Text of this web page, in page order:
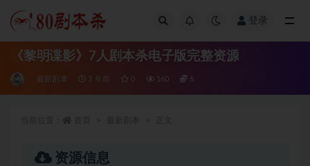
登录
《黎明谍影》7人剧本杀电子版完整资源
最新剧本 3 年前 0 160 6
资源信息